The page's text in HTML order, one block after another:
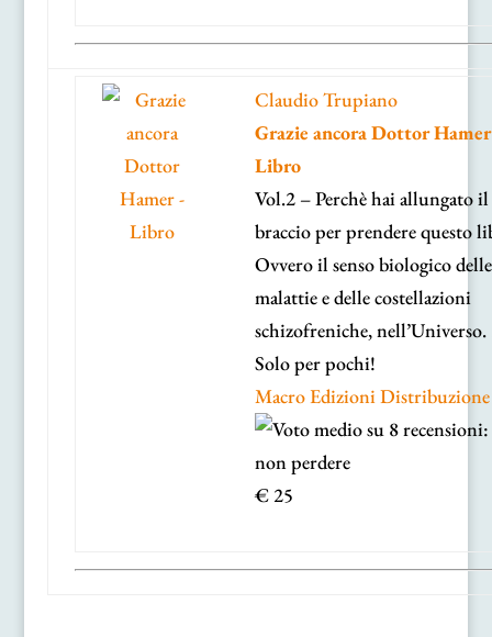
Claudio Trupiano
Grazie ancora Dottor
Libro
Vol.2 – Perchè hai allungato il
braccio per prendere questo
Ovvero il senso biologico delle
malattie e delle costellazioni
schizofreniche,
Solo per pochi!
Macro Edizioni Distribuzione
€ 25